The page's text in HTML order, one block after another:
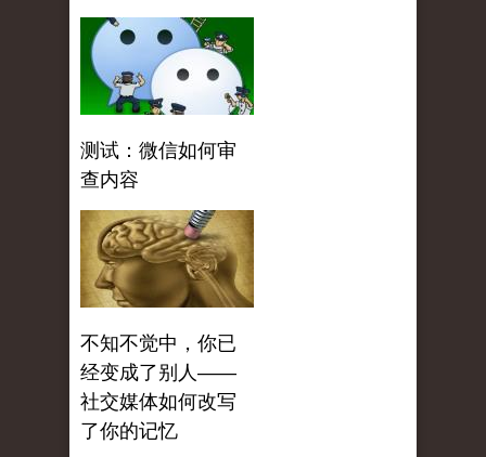
测试：微信如何审
查内容
不知不觉中，你已
经变成了别人——
社交媒体如何改写
了你的记忆